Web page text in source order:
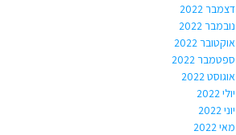
דצמבר 2022
נובמבר 2022
אוקטובר 2022
ספטמבר 2022
אוגוסט 2022
יולי 2022
יוני 2022
מאי 2022